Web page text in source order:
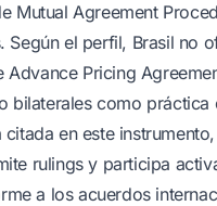
Mutual Agreement
Según el perfil, Brasil no
Advance Pricing
bilaterales como práctica
en este
rulings y participa
a los acuerdos